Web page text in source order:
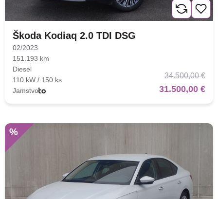
Škoda Kodiaq 2.0 TDI DSG
02/2023
151.193 km
Diesel
110 kW / 150 ks
Jamstvo
34.500,00 €
31.500,00 €
%